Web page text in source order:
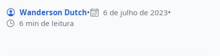
Wanderson Dutch• 6 de julho de 2023•
6 min de leitura